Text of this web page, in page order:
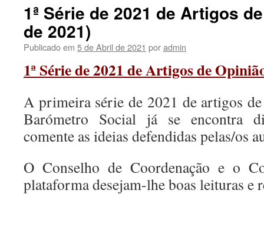
conteúdo
1ª Série de 2021 de Artigos
de 2021)
Publicado em 5 de Abril de 2021 poradmin
1ª Série de 2021 de Artigos de
A primeira série de 2021 de artigos
Barómetro Social já se encontra
comente as ideias defendidas pelas/os
O Conselho de Coordenação e o
plataforma desejam-lhe boas leituras e